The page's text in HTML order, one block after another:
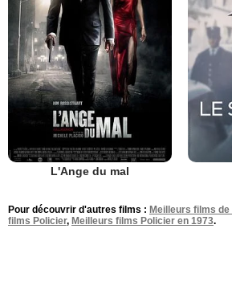
L'Ange du mal
Pour découvrir d'autres films : Meilleurs films de
films Policier, Meilleurs films Policier en 1973.